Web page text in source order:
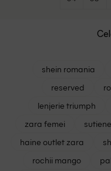
shein romania
reserved
lenjerie triumph
zara femei
haine outlet zara
rochii mango